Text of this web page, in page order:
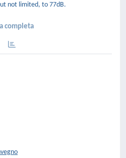
not limited, to 77dB.
completa